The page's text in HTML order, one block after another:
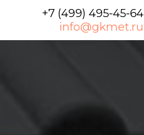
+7 (499) 495-45-64
info@gkmet.ru